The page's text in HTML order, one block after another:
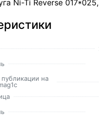
Ni-Ti Reverse
на